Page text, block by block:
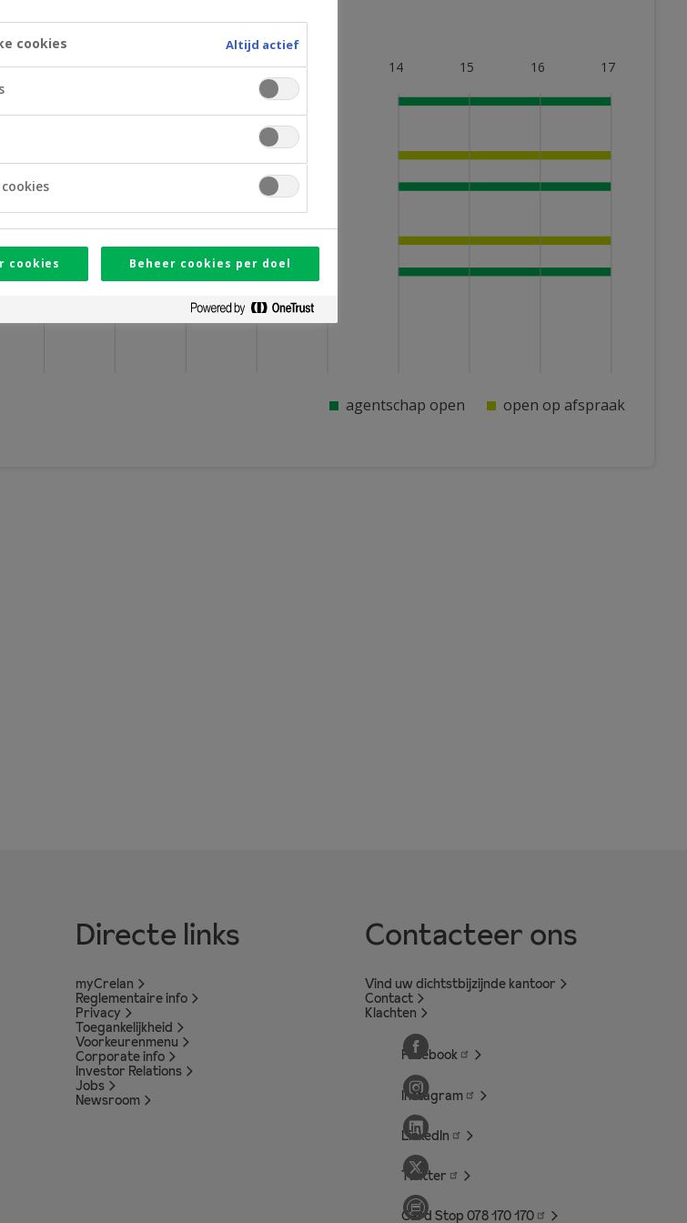
09 10 11 12 14 15 16 17
agentschap open open op afspraak
Directe links
myCrelan
Reglementaire info
Privacy
Toegankelijkheid
Voorkeurenmenu
Corporate info
Investor Relations
Jobs
Newsroom
Contacteer ons
Vind uw dichtstbijzijnde kantoor
Contact
Klachten
Facebook
Instagram
LinkedIn
Twitter
Card Stop 078 170170
cookies Altijd actief
cookies Beheer cookies per doel